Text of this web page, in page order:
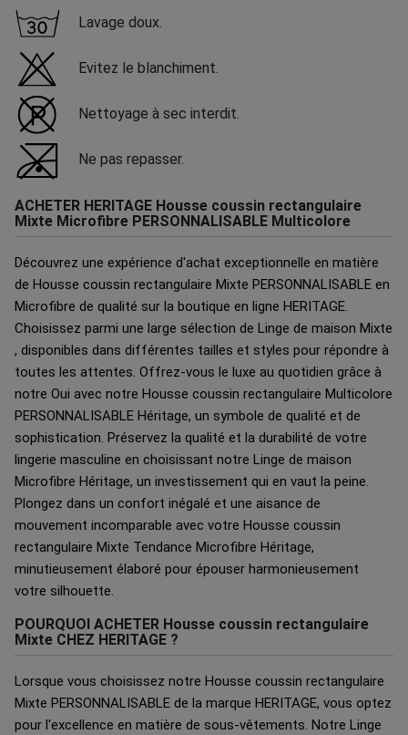
Lavage doux.
Evitez le blanchiment.
Nettoyage à sec interdit.
Ne pas repasser.
ACHETER HERITAGE Housse coussin rectangulaire
Mixte Microfibre PERSONNALISABLE Multicolore
Découvrez une expérience d'achat exceptionnelle en matière
de Housse coussin rectangulaire Mixte PERSONNALISABLE en
Microfibre de qualité sur la boutique en ligne HERITAGE.
Choisissez parmi une large sélection de Linge de maison Mixte
, disponibles dans différentes tailles et styles pour répondre à
toutes les attentes. Offrez-vous le luxe au quotidien grâce à
notre Oui avec notre Housse coussin rectangulaire Multicolore
PERSONNALISABLE Héritage, un symbole de qualité et de
sophistication. Préservez la qualité et la durabilité de votre
lingerie masculine en choisissant notre Linge de maison
Microfibre Héritage, un investissement qui en vaut la peine.
Plongez dans un confort inégalé et une aisance de
mouvement incomparable avec votre Housse coussin
rectangulaire Mixte Tendance Microfibre Héritage,
minutieusement élaboré pour épouser harmonieusement
votre silhouette.
POURQUOI ACHETER Housse coussin rectangulaire
Mixte CHEZ HERITAGE ?
Lorsque vous choisissez notre Housse coussin rectangulaire
Mixte PERSONNALISABLE de la marque HERITAGE, vous optez
pour l'excellence en matière de sous-vêtements. Notre Linge